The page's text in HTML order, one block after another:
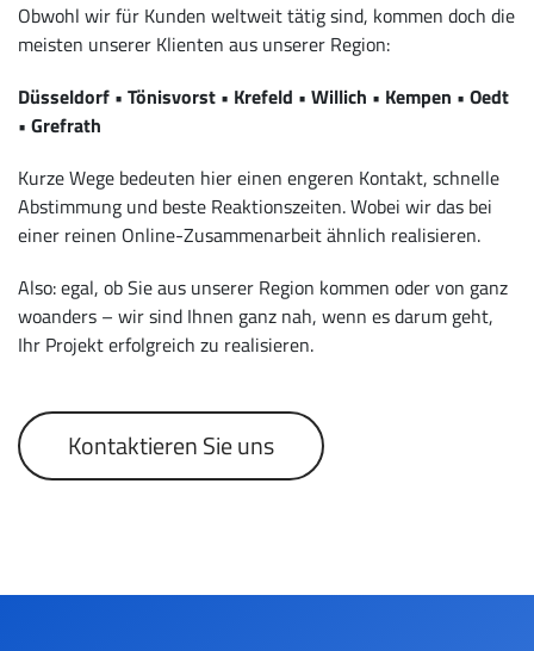
Obwohl wir für Kunden weltweit tätig sind, kommen doch die
meisten unserer Klienten aus unserer Region:
Düsseldorf • Tönisvorst • Krefeld • Willich • Kempen • Oedt
• Grefrath
Kurze Wege bedeuten hier einen engeren Kontakt, schnelle
Abstimmung und beste Reaktionszeiten. Wobei wir das bei
einer reinen Online-Zusammenarbeit ähnlich realisieren.
Also: egal, ob Sie aus unserer Region kommen oder von ganz
woanders – wir sind Ihnen ganz nah, wenn es darum geht,
Ihr Projekt erfolgreich zu realisieren.
Kontaktieren Sie uns